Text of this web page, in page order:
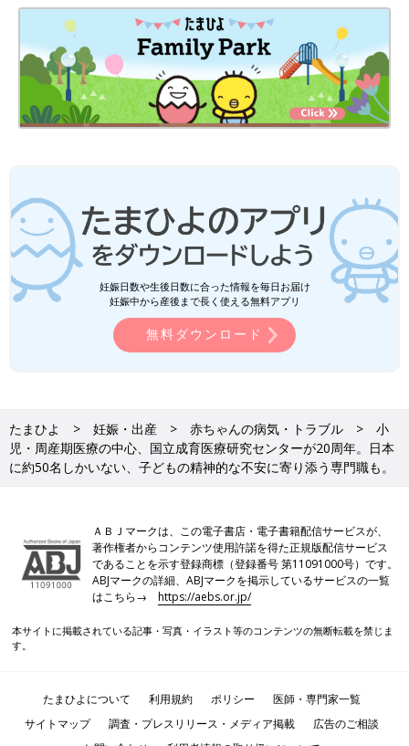
妊娠日数や生後日数に合った情報を毎日お届け
妊娠中から産後まで長く使える無料アプリ
無料ダウンロード
たまひよ 妊娠・出産 赤ちゃんの病気・トラブル
小
児・周産期医療の中心、国立成育医療研究センターが20周年。日本
に約50名しかいない、子どもの精神的な不安に寄り添う専門職も。
ＡＢＪマークは、この電子書店・電子書籍配信サービスが、
著作権者からコンテンツ使用許諾を得た正規版配信サービス
であることを示す登録商標（登録番号 第11091000号）です。
ABJマークの詳細、ABJマークを掲示しているサービスの一覧
はこちら→https://aebs.or.jp/
本サイトに掲載されている記事・写真・イラスト等のコンテンツの無断転載を禁じま
す。
たまひよについて 利用規約 ポリシー
医師・専門家一覧
サイトマップ
調査・プレスリリース・メディア掲載
広告のご相談